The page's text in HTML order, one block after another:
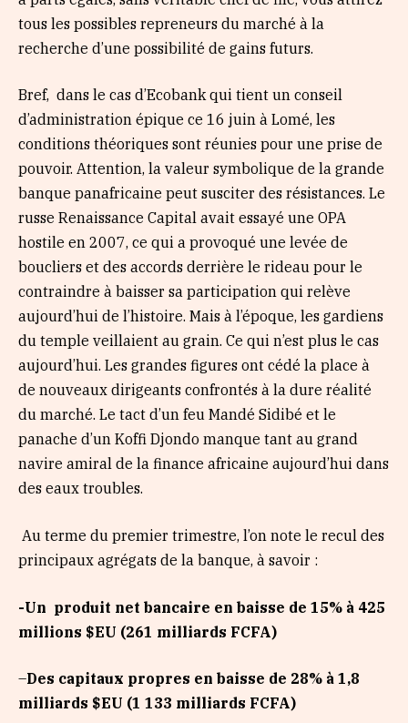
tous les possibles repreneurs du marché à la
recherche d’une possibilité de gains futurs.
Bref, dans le cas d’Ecobank qui tient un conseil
d’administration épique ce 16 juin à Lomé, les
conditions théoriques sont réunies pour une prise de
pouvoir. Attention, la valeur symbolique de la grande
banque panafricaine peut susciter des résistances. Le
russe Renaissance Capital avait essayé une OPA
hostile en 2007, ce qui a provoqué une levée de
boucliers et des accords derrière le rideau pour le
contraindre à baisser sa participation qui relève
aujourd’hui de l’histoire. Mais à l’époque, les gardiens
du temple veillaient au grain. Ce qui n’est plus le cas
aujourd’hui. Les grandes figures ont cédé la place à
de nouveaux dirigeants confrontés à la dure réalité
du marché. Le tact d’un feu Mandé Sidibé et le
panache d’un Koffi Djondo manque tant au grand
navire amiral de la finance africaine aujourd’hui dans
des eaux troubles.
Au terme du premier trimestre, l’on note le recul des
principaux agrégats de la banque, à savoir :
-Un produit net bancaire en baisse de 15% à 425
millions $EU (261 milliards FCFA)
–Des capitaux propres en baisse de 28% à 1,8
milliards $EU (1 133 milliards FCFA)